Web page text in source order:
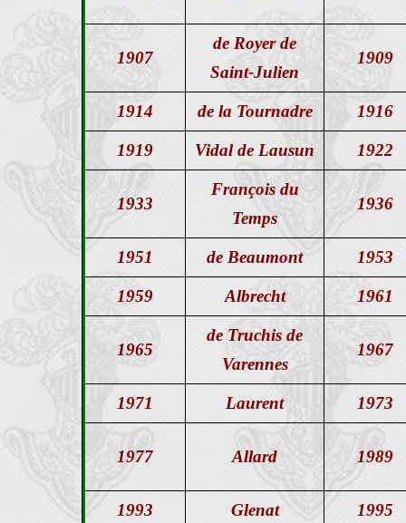
1907
de Royer de
Saint-Julien
1909
1914 de la Tournadre 1916
1919 Vidal de Lausun 1922
1933
François du
Temps
1936
1951 de Beaumont 1953
1959 Albrecht 1961
1965
de Truchis de
Varennes
1967
1971 Laurent 1973
1977 Allard 1989
1993 Glenat 1995